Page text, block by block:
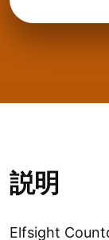
説明
Elfsight